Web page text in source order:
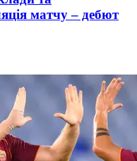
матчу – дебют